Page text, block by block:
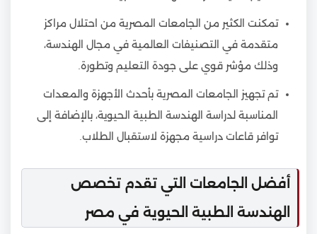
تمكنت الكثير من الجامعات المصرية من احتلال مراكز
متقدمة في التصنيفات العالمية في مجال الهندسة،
وذلك مؤشر قوي على جودة التعليم وتطورة.
تم تجهيز الجامعات المصرية بأحدث الأجهزة والمعدات
المناسبة لدراسة الهندسة الطبية الحيوية، بالإضافة إلى
توافر قاعات دراسية مجهزة لاستقبال الطلاب.
أفضل الجامعات التي تقدم تخصص
الهندسة الطبية الحيوية في مصر